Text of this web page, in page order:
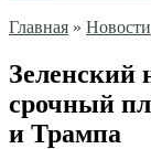
Главная » Новости
Зеленский
срочный
и Трампа